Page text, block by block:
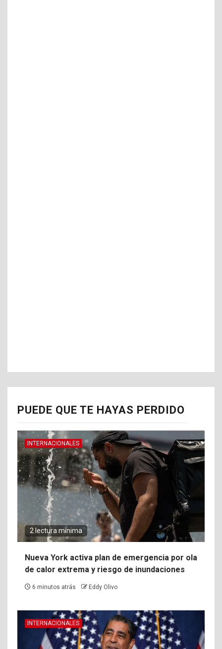
PUEDE QUE TE HAYAS PERDIDO
INTERNACIONALES
2 lectura mínima
Nueva York activa plan de emergencia por ola
de calor extrema y riesgo de inundaciones
6 minutos atrás Eddy Olivo
INTERNACIONALES